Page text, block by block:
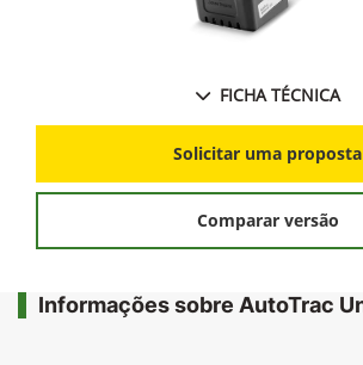
FICHA TÉCNICA
Solicitar uma proposta
Comparar versão
Informações sobre AutoTrac